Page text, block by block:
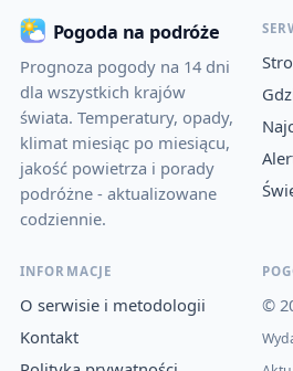
Pogoda na podróże
Prognoza pogody na 14 dni
dla wszystkich krajów
świata. Temperatury, opady,
klimat miesiąc po miesiącu,
jakość powietrza i porady
podróżne - aktualizowane
codziennie.
INFORMACJE
O serwisie i metodologii
Kontakt
©